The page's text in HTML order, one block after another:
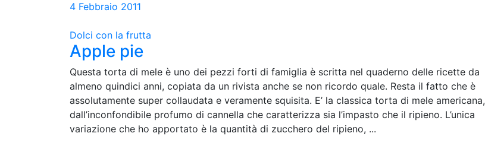
4 Febbraio 2011
Dolci con la frutta
Apple pie
Questa torta di mele è uno dei pezzi forti di famiglia è scritta nel quaderno delle ricette da
almeno quindici anni, copiata da un rivista anche se non ricordo quale. Resta il fatto che è
assolutamente super collaudata e veramente squisita. E’ la classica torta di mele americana,
dall’inconfondibile profumo di cannella che caratterizza sia l’impasto che il ripieno. L’unica
variazione che ho apportato è la quantità di zucchero del ripieno, ...